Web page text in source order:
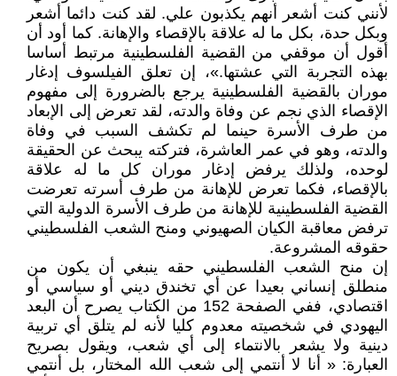
لأنني كنت أشعر أنهم يكذبون علي. لقد كنت دائما أشعر
وبكل حدة، بكل ما له علاقة بالإقصاء والإهانة. كما أود أن
أقول أن موقفي من القضية الفلسطينية مرتبط أساسا
بهذه التجربة التي عشتها.»، إن تعلق الفيلسوف إدغار
موران بالقضية الفلسطينية يرجع بالضرورة إلى مفهوم
الإقصاء الذي نجم عن وفاة والدته، لقد تعرض إلى الإبعاد
من طرف الأسرة حينما لم تكشف السبب في وفاة
والدته، وهو في عمر العاشرة، فتركته يبحث عن الحقيقة
لوحده، ولذلك يرفض إدغار موران كل ما له علاقة
بالإقصاء، فكما تعرض للإهانة من طرف أسرته تعرضت
القضية الفلسطينية للإهانة من طرف الأسرة الدولية التي
ترفض معاقبة الكيان الصهيوني ومنح الشعب الفلسطيني
حقوقه المشروعة.
إن منح الشعب الفلسطيني حقه ينبغي أن يكون من
منطلق إنساني بعيدا عن أي تخندق ديني أو سياسي أو
اقتصادي، ففي الصفحة 152 من الكتاب يصرح أن البعد
اليهودي في شخصيته معدوم كليا لأنه لم يتلق أي تربية
دينية ولا يشعر بالانتماء إلى أي شعب، ويقول بصريح
العبارة: « أنا لا أنتمي إلى شعب الله المختار، بل أنتمي